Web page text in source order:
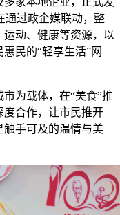
通过政企媒联动，整
动、健康等资源，以
民的“轻享生活”网
为载体，在“美食”推
度合作，让市民推开
触手可及的温情与美